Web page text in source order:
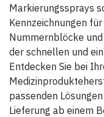
Markierungssprays
Kennzeichnungen
Nummernblöcke
der schnellen und
Entdecken Sie bei
passenden
Lieferung ab einem